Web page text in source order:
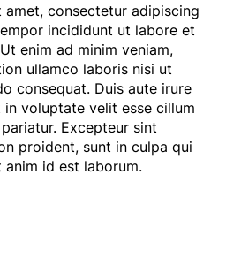
consectetur adipiscing
incididunt ut labore et
enim ad minim veniam,
ullamco laboris nisi ut
consequat. Duis aute irure
voluptate velit esse cillum
Excepteur sint
proident, sunt in culpa qui
id est laborum.